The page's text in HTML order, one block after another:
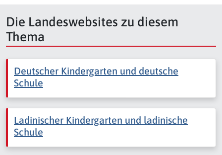
Die Landeswebsites zu diesem
Thema
Deutscher Kindergarten und deutsche
Schule
Ladinischer Kindergarten und ladinische
Schule